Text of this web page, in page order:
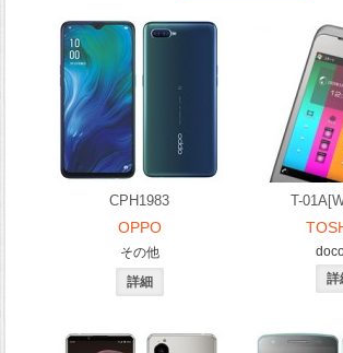
CPH1983
OPPO
その他
T-